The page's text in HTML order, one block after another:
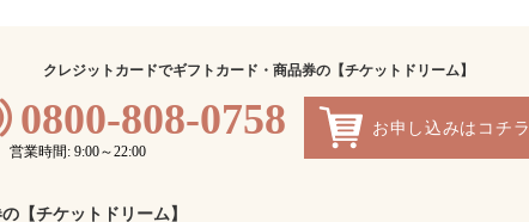
クレジットカードでギフトカード・商品券の【チケットドリーム】
0800-808-0758
営業時間: 9:00～22:00
お申し込みはコチラ
【チケットドリーム】